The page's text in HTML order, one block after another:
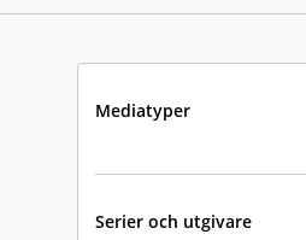
Mediatyper
Serier och utgivare